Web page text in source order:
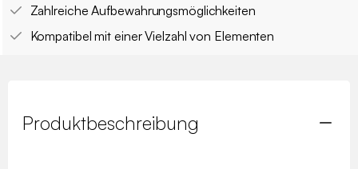
Zahlreiche Aufbewahrungsmöglichkeiten
Kompatibel mit einer Vielzahl von Elementen
Produktbeschreibung